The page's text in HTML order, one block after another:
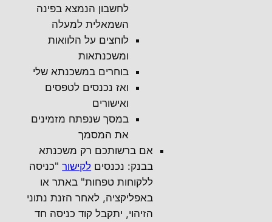
לחשבון הנמצא בפינה
השמאלית למעלה
לוחצים על הלוואות
ומשכנתאות
בוחרים במשכנתא שלי
ואז נכנסים לטפסים
ואישורים
במסך שנפתח מזמינים
את המסמך
אם ברשותכם רק משכנתא
בבנק: נכנסים לקישור"כניסה
ללקוחות טפחות" באתר או
באפליקציה, לאחר הזנת נתוני
הזיהוי, יתקבל קוד כניסה חד